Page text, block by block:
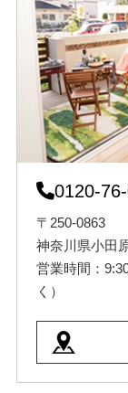
0120-
〒250-0863
神奈川県小田
営業時間：
く）